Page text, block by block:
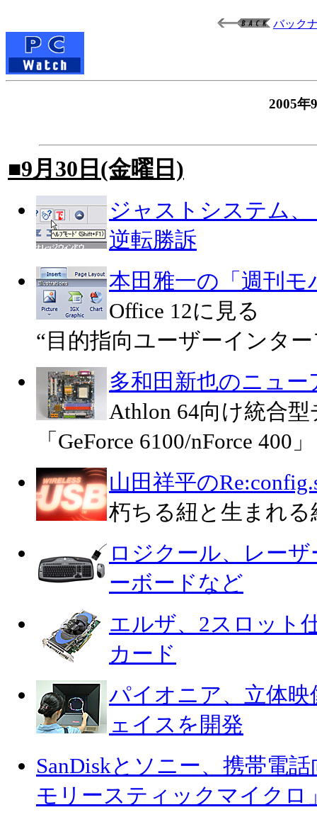
バック
2005年
■9月30日(金曜日)
ジャストシステム
逆転勝訴
本田雅一の「週刊モ
Office 12に見る
“目的指向ユーザーインタ
多和田新也のニュ
Athlon 64向け統合
「GeForce 6100/nForce 400」
山田祥平の
朽ちる紐と生まれる
ロジクール、レー
ーボードなど
エルザ、2スロット
カード
パイオニア、立体
ェイスを開発
SanDiskとソニー、携帯電
モリースティックマイクロ